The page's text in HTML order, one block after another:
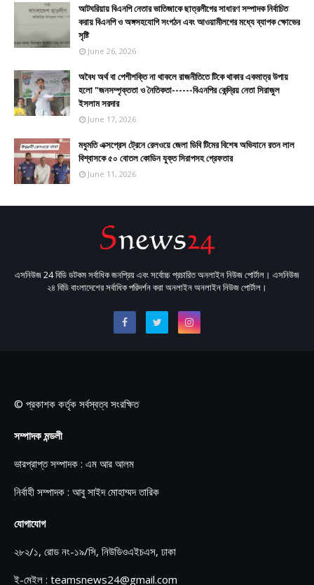
আটঘরিয়ায় বিএনপি নেতার ভাতিজাকে ছাত্রলীগের সাধারণ সম্পাদক নির্বাচিত
করায় বিএনপি ও অঙ্গসহযোগি সংগঠন এবং আওয়ামীলগের মধ্যে ব্যাপক ক্ষোভের
সৃষ্টি
June 26, 2026
​​অবৈধ অর্থ বা পেশীশক্তি না থাকলে রাজনীতিতে টিকে থাকার একমাত্র উপায়
হলো "জনসম্পৃক্ততা ও নৈতিকতা------বিএনপির কেন্দ্রিয় নেতা সিরাজুল
ইসলাম সরদার
June 17, 2026
মধুমতি এক্সপ্রেস ট্রেনে রেলওয়ে জেলা ডিবি টিমের বিশেষ অভিযানে রতন লাল
বিশ্বাসকে ৫০ বোতল কোডিন যুক্ত সিরাপসহ গ্রেফতার
June 11, 2026
এসনিউজ 24 বিডি ডটকম সর্বাধিক জনপ্রিয় এবং সর্বোচ্চ প্রচারিত অনলাইন নিউজ পোর্টাল। এসনিউজ
২৪ বিডি বাংলাদেশের সর্বাধিক পরিদর্শন করা অনলাইন অনলাইন নিউজ পোর্টাল।
© প্রকাশক কর্তৃক সর্বস্বত্ব সংরক্ষিত
সম্পাদক মন্ডলী
ভারপ্রাপ্ত সম্পাদক : এম আর আলম
নির্বাহী সম্পাদক : আবু সাইদ মোহাম্মদ তারিক
যোগাযোগ
২৮২/১, রোড নং-১৯/সি, নিউডিওএইচএস, ঢাকা
ই-মেইল : teamsnews24@gmail.com